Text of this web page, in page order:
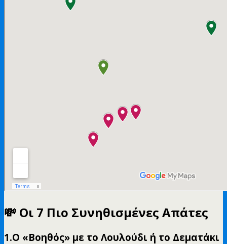
💸 Οι 7 Πιο Συνηθισμένες Απάτες
1.Ο «Βοηθός» με το Λουλούδι ή το Δεματάκι